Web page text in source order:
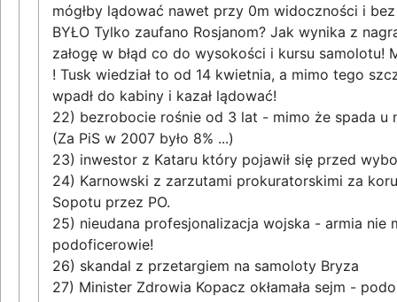
mógłby lądować nawet przy 0m widoczności i
BYŁO Tylko zaufano Rosjanom? Jak wynika z
załogę w błąd co do wysokości i kursu samolotu!
! Tusk wiedział to od 14 kwietnia, a mimo tego
wpadł do kabiny i kazał lądować!
22) bezrobocie rośnie od 3 lat - mimo że spada u
(Za PiS w 2007 było 8% ...)
23) inwestor z Kataru który pojawił się przed
24) Karnowski z zarzutami prokuratorskimi za
Sopotu przez PO.
25) nieudana profesjonalizacja wojska - armia
podoficerowie!
26) skandal z przetargiem na samoloty Bryza
27) Minister Zdrowia Kopacz okłamała sejm -